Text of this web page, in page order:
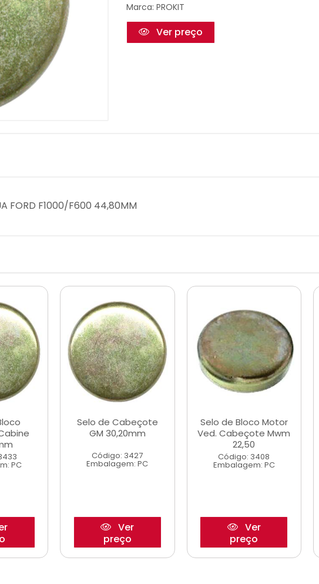
Marca: PROKIT
Ver preço
FORD F1000/F600 44,80MM
PC
Selo de Cabeçote
GM 30,20mm
Código: 3427
Embalagem: PC
Ver
preço
Selo de Bloco Motor
Ved. Cabeçote Mwm
22,50
Código: 3408
Embalagem: PC
Ver
preço